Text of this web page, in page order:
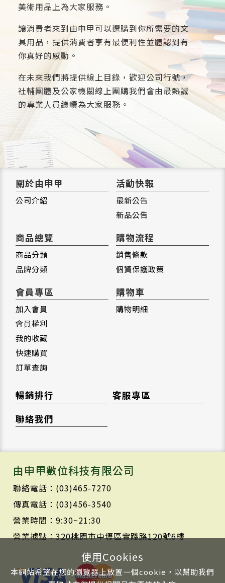
美術用品上為大家服務。
讓消費者來到由申甲可以選購到你所需要的文
具用品，提供消費者享有最便利性並體認到有
你真好的感動。
在未來我們將提供線上目錄，歡迎公司行號，
社輔團體及公家機關線上團購我們會由最熱誠
的專業人員繼續為大家服務。
關於由申甲
公司介紹
活動快報
最新公告
新品公告
商品總覽
商品分類
品牌分類
購物流程
銷售條款
個資保護政策
會員專區
加入會員
會員權利
我的收藏
快速購買
訂單查詢
購物車
購物明細
暢銷排行
客服專區
聯絡我們
由申甲數位科技有限公司
聯絡電話：(03)465-7270
傳真電話：(03)456-3540
營業時間：9:30~21:30
營業據點：320桃園市中壢區實踐路120號6樓
使用Cookies
本網站希望在您的瀏覽器上放置一個cookie，以幫助我們